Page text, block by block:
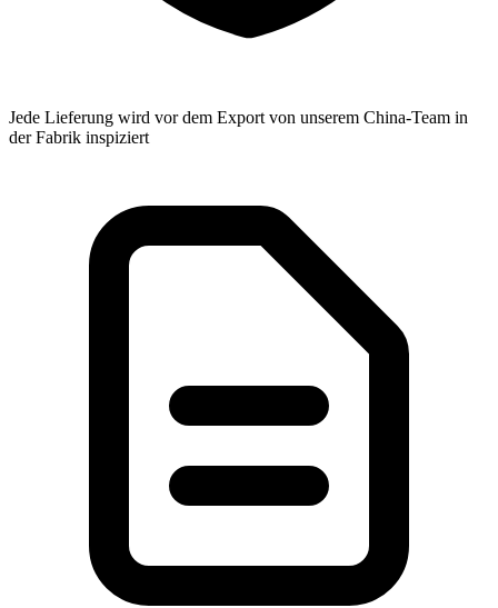
Jede Lieferung wird vor dem Export von unserem China-Team in
der Fabrik inspiziert